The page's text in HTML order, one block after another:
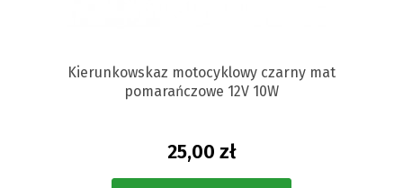
Kierunkowskaz motocyklowy czarny mat
pomarańczowe 12V 10W
25,00 zł